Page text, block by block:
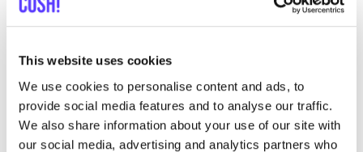
This website uses cookies
We use cookies to personalise content and ads, to
provide social media features and to analyse our traffic.
We also share information about your use of our site with
our social media, advertising and analytics partners who
Ontdek waar je Belamer kunt
shoppen